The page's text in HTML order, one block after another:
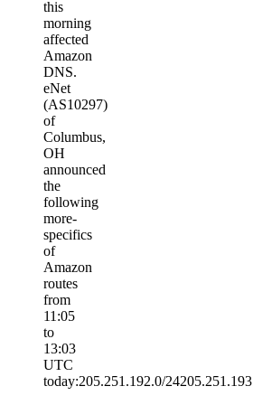
this
morning
affected
Amazon
DNS.
eNet
(AS10297)
of
Columbus,
OH
announced
the
following
more-
specifics
of
Amazon
routes
from
11:05
to
13:03
UTC
today:205.251.192.0/